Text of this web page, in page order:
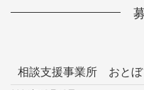
相談支援事業所 おとぼ